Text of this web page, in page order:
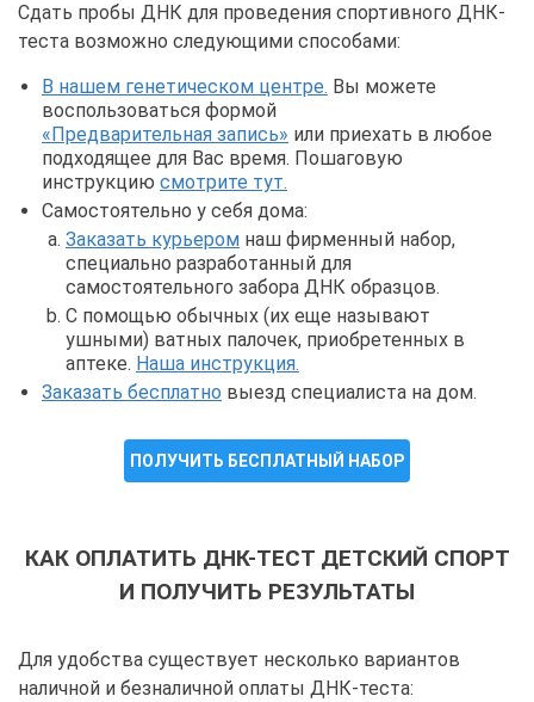
Сдать пробы ДНК для проведения спортивного ДНК-
теста возможно следующими способами:
В нашем генетическом центре. Вы можете
воспользоваться формой
«Предварительная запись» или приехать в любое
подходящее для Вас время. Пошаговую
инструкцию смотрите тут.
Самостоятельно у себя дома:
Заказать курьером наш фирменный набор,
специально разработанный для
самостоятельного забора ДНК образцов.
С помощью обычных (их еще называют
ушными) ватных палочек, приобретенных в
аптеке. Наша инструкция.
Заказать бесплатно выезд специалиста на дом.
ПОЛУЧИТЬ БЕСПЛАТНЫЙ НАБОР
КАК ОПЛАТИТЬ ДНК-ТЕСТ ДЕТСКИЙ СПОРТ
И ПОЛУЧИТЬ РЕЗУЛЬТАТЫ
Для удобства существует несколько вариантов
наличной и безналичной оплаты ДНК-теста: